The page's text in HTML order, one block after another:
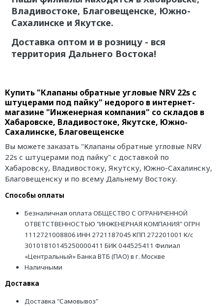
Владивостоке, Благовещенске, Южно-
Сахалинске и Якутске.
Доставка оптом и в розницу - вся
территория Дальнего Востока!
Купить "Клапаны обратные угловые NRV 22s с
штуцерами под пайку" недорого в интернет-
магазине "Инженерная компания" со складов в
Хабаровске, Владивостоке, Якутске, Южно-
Сахалинске, Благовещенске
Вы можете заказать "Клапаны обратные угловые NRV
22s с штуцерами под пайку" с доставкой по
Хабаровску, Владивостоку, Якутску, Южно-Сахалинску,
Благовещенску и по всему Дальнему Востоку.
Способы оплаты
Безналичная оплата ОБЩЕСТВО С ОГРАНИЧЕННОЙ
ОТВЕТСТВЕННОСТЬЮ "ИНЖЕНЕРНАЯ КОМПАНИЯ" ОГРН
1112721008806 ИНН 2721187045 КПП 272201001 К/с
30101810145250000411 БИК 044525411 Филиал
«Центральный» Банка ВТБ (ПАО) в г. Москве
Наличными
Доставка
Доставка "Самовывоз"